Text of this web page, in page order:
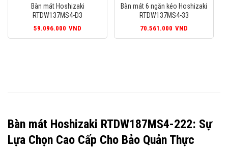
Bàn mát Hoshizaki
RTDW137MS4-D3
59.096.000 VND
Bàn mát 6 ngăn kéo Hoshizaki
RTDW137MS4-33
70.561.000 VND
Bàn mát Hoshizaki RTDW187MS4-222: Sự
Lựa Chọn Cao Cấp Cho Bảo Quản Thực